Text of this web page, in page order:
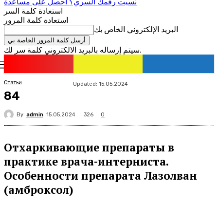
نسيت رقمك السري؟ احصل على مساعدة
استعادة كلمة السر
استعادة كلمة المرور
البريد الإلكتروني الخاص بك
سيتم إرساله بالبريد الالكتروني كلمة سر لك.
Статьи Updated: 15.05.2024
84
By admin 15.05.2024 326 0
Отхаркивающие препараты в
практике врача-интерниста.
Особенности препарата Лазолван
(амброксол)